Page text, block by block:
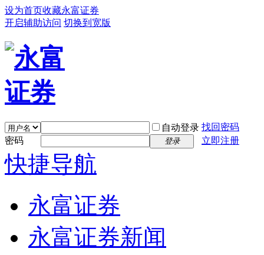
设为首页收藏永富证券
开启辅助访问 切换到宽版
自动登录 找回密码
密码
登录 立即注册
快捷导航
永富证券
永富证券新闻